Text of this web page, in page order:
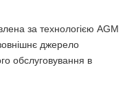
за технологією AGM
джерело
обслуговування в